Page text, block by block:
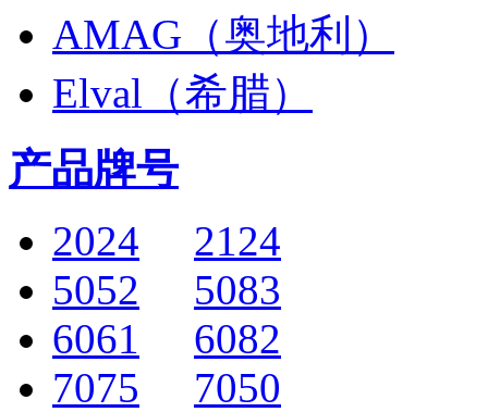
AMAG（奥地利）
Elval（希腊）
产品牌号
2024
2124
5052
5083
6061
6082
7075
7050